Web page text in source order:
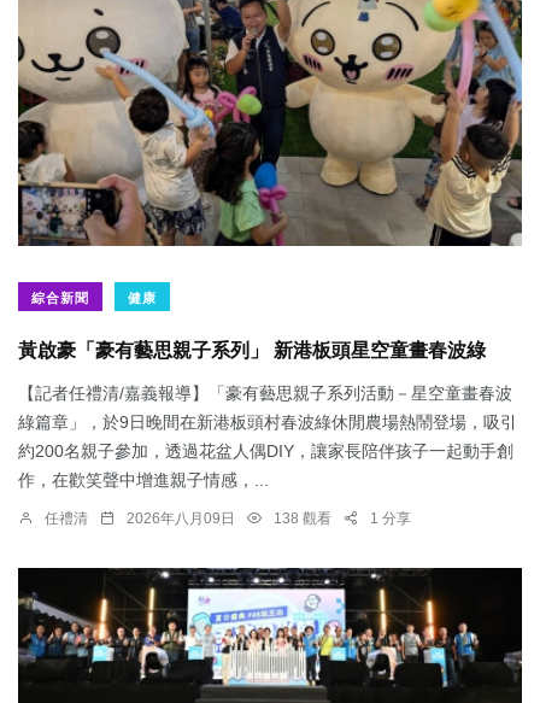
綜合新聞 健康
黃啟豪「豪有藝思親子系列」 新港板頭星空童畫春波綠
【記者任禮清/嘉義報導】「豪有藝思親子系列活動－星空童畫春波
綠篇章」，於9日晚間在新港板頭村春波綠休閒農場熱鬧登場，吸引
約200名親子參加，透過花盆人偶DIY，讓家長陪伴孩子一起動手創
作，在歡笑聲中增進親子情感，...
任禮清 2026年八月09日 138 觀看 1 分享